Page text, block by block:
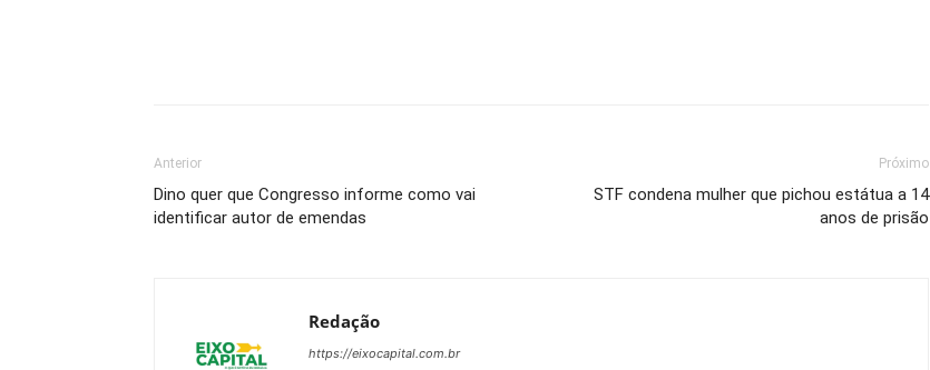
Anterior
Dino quer que Congresso informe como vai
identificar autor de emendas
Próximo
STF condena mulher que pichou estátua a 14
anos de prisão
Redação
https://eixocapital.com.br